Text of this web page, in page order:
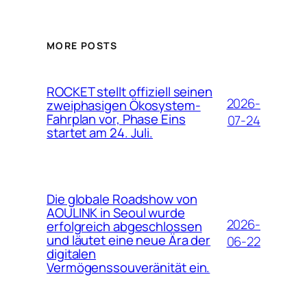
MORE POSTS
ROCKET stellt offiziell seinen
zweiphasigen Ökosystem-
Fahrplan vor, Phase Eins
startet am 24. Juli.
2026-
07-24
Die globale Roadshow von
AOULINK in Seoul wurde
erfolgreich abgeschlossen
und läutet eine neue Ära der
digitalen
Vermögenssouveränität ein.
2026-
06-22